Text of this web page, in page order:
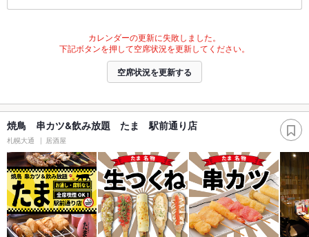
カレンダーの更新に失敗しました。
下記ボタンを押して空席状況を更新してください。
空席状況を更新する
焼鳥 串カツ&飲み放題 たま 駅前通り店
札幌大通 居酒屋